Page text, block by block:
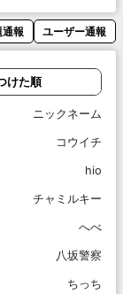
通報 ユーザー通報
けた順
ニックネーム
コウイチ
hio
チャミルキー
へべ
八坂警察
ちっち